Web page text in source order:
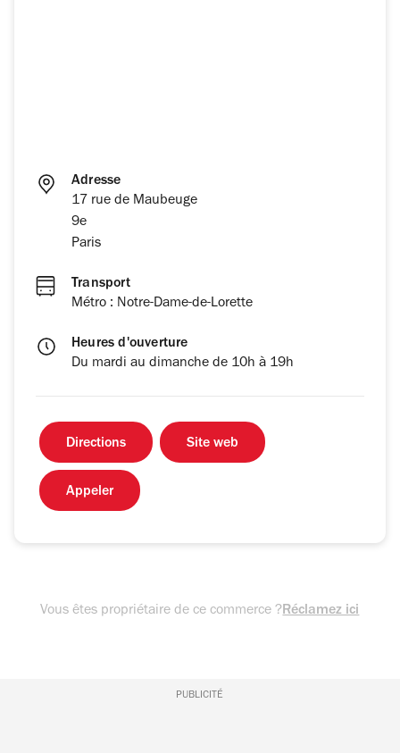
Adresse
17 rue de Maubeuge
9e
Paris
Transport
Métro : Notre-Dame-de-Lorette
Heures d'ouverture
Du mardi au dimanche de 10h à 19h
Directions Site web
Appeler
Vous êtes propriétaire de ce commerce ?Réclamez ici
PUBLICITÉ